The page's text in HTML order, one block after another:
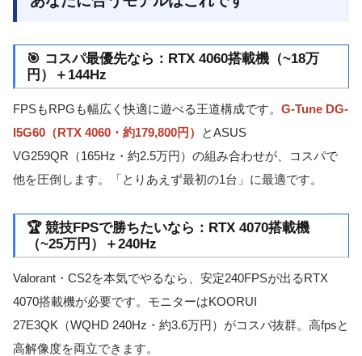
🎯 コスパ最優先なら：RTX 4060搭載機（~18万
円）＋144Hz
FPSもRPGも幅広く快適に遊べる王道構成です。 G-Tune DG-
I5G60（RTX 4060・約179,800円）
とASUS
VG259QR（165Hz・約2.5万円）の組み合わせが、コスパで
他を圧倒します。「とりあえず最初の1台」に最適です。
🏆 競技FPSで勝ちたいなら：RTX 4070搭載機
（~25万円）＋240Hz
Valorant・CS2を本気でやるなら、安定240FPSが出るRTX
4070搭載機が必要です。モニターはKOORUI
27E3QK（WQHD 240Hz・約3.6万円）がコスパ抜群。高fpsと
高解像度を両立できます。